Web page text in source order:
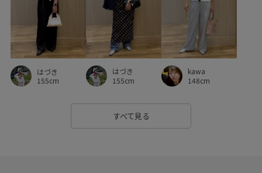
はづき
155cm
はづき
155cm
kawa
148cm
すべて見る